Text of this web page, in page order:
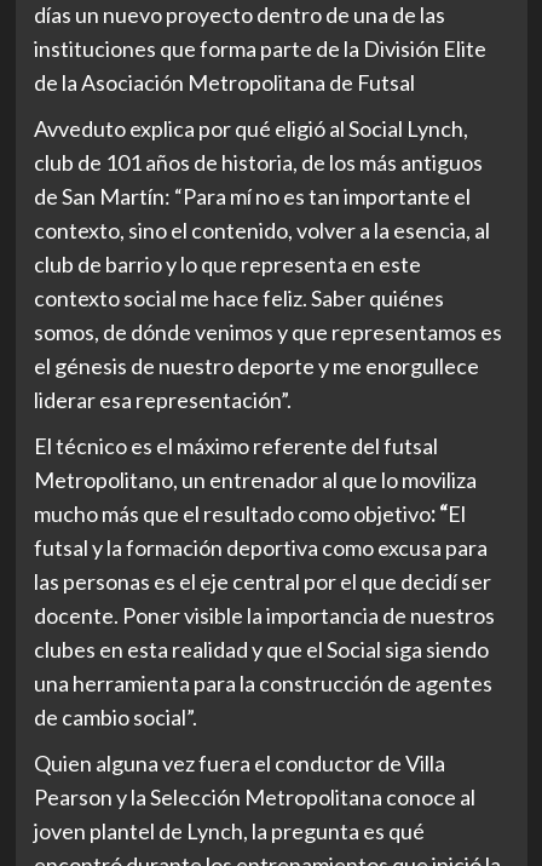
días un nuevo proyecto dentro de una de las
instituciones que forma parte de la División Elite
de la Asociación Metropolitana de Futsal
Avveduto explica por qué eligió al Social Lynch,
club de 101 años de historia, de los más antiguos
de San Martín: “Para mí no es tan importante el
contexto, sino el contenido, volver a la esencia, al
club de barrio y lo que representa en este
contexto social me hace feliz. Saber quiénes
somos, de dónde venimos y que representamos es
el génesis de nuestro deporte y me enorgullece
liderar esa representación”.
El técnico es el máximo referente del futsal
Metropolitano, un entrenador al que lo moviliza
mucho más que el resultado como objetivo: “El
futsal y la formación deportiva como excusa para
las personas es el eje central por el que decidí ser
docente. Poner visible la importancia de nuestros
clubes en esta realidad y que el Social siga siendo
una herramienta para la construcción de agentes
de cambio social”.
Quien alguna vez fuera el conductor de Villa
Pearson y la Selección Metropolitana conoce al
joven plantel de Lynch, la pregunta es qué